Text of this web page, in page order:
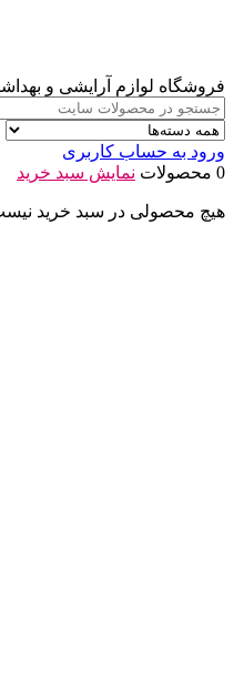
فروشگاه لوازم آرایشی و
ورود به حساب کاربری
0 محصولات
نمایش سبد خرید
هیچ محصولی در سبد خرید